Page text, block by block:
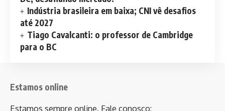
Indústria brasileira em baixa; CNI vê desafios
até 2027
Tiago Cavalcanti: o professor de Cambridge
para o BC
Estamos online
Estamos sempre online. Fale conosco: